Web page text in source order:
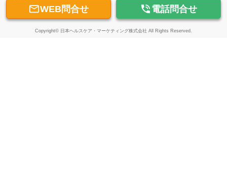
WEB問合せ  電話問合せ
Copyright© 日本ヘルスケア・マーケティング株式会社 All Rights Reserved.